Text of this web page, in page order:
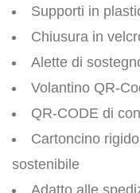
Supporti in
Chiusura in
Alette di
Volantino QR-
QR-CODE di
Cartoncino
sostenibile
Adatto alle